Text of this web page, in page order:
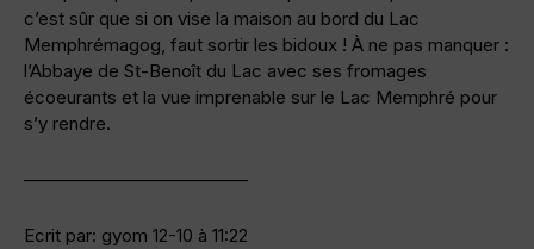
c’est sûr que si on vise la maison au bord du Lac
Memphrémagog, faut sortir les bidoux ! À ne pas manquer :
l’Abbaye de St-Benoît du Lac avec ses fromages
écoeurants et la vue imprenable sur le Lac Memphré pour
s’y rendre.
————————————–
Ecrit par: gyom 12-10 à 11:22